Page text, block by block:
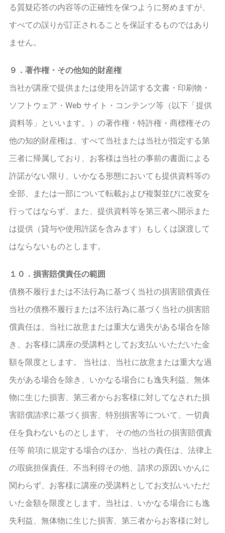
る質疑応答の内容等の正確性を保つように努めますが、
すべての誤りが訂正されることを保証するものではあり
ません。
９．著作権・その他知的財産権
当社が講座で提供または使用を許諾する文書・印刷物・
ソフトウェア・Web サイト・コンテンツ等（以下「提供
資料等」といいます。）の著作権・特許権・商標権その
他の知的財産権は、すべて当社または当社が指定する第
三者に帰属しており、お客様は当社の事前の書面による
許諾がない限り、いかなる形態においても提供資料等の
全部、または一部について転載および複製並びに改変を
行ってはならず、また、提供資料等を第三者へ開示また
は提供（貸与や使用許諾を含みます）もしくは譲渡して
はならないものとします。
１０．損害賠償責任の範囲
債務不履行または不法行為に基づく当社の損害賠償責任
当社の債務不履行または不法行為に基づく当社の損害賠
償責任は、当社に故意または重大な過失がある場合を除
き、お客様に講座の受講料としてお支払いいただいた金
額を限度とします。 当社は、当社に故意または重大な過
失がある場合を除き、いかなる場合にも逸失利益、無体
物に生じた損害、第三者からお客様に対してなされた損
害賠償請求に基づく損害、特別損害等について、一切責
任を負わないものとします。 その他の当社の損害賠償責
任等 前項に規定する場合のほか、当社の責任は、法律上
の瑕疵担保責任、不当利得その他、請求の原因いかんに
関わらず、お客様に講座の受講料としてお支払いいただ
いた金額を限度とします。当社は、いかなる場合にも逸
失利益、無体物に生じた損害、第三者からお客様に対し